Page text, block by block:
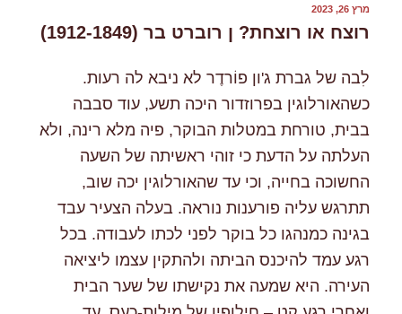
פורסם
מרץ 26, 2023
רוצח או רוצחת? ן רוברט בר (1912-1849)
לִבה של גברת ג'ון פוֹרדֶר לא ניבא לה רעות.
כשהאורלוגין בפרוזדור היכה תשע, עוד סבבה
בבית, טורחת במטלות הבוקר, פיה מלא רינה, ולא
העלתה על הדעת כי זוהי ראשיתה של השעה
החשוכה בחייה, וכי עד שהאורלוגין יכה שוב,
תתרגש עליה פורענות נוראה. בעלה הצעיר עבד
בגינה כמנהגו כל בוקר לפני לכתו לעבודה. בכל
רגע עמד להיכנס הביתה ולהתקין עצמו ליציאה
העירה. היא שמעה את נקישתו של שער הבית